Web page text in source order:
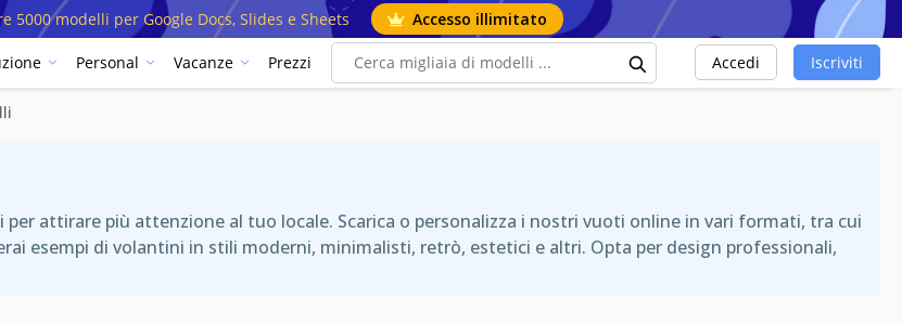
5000 modelli per Google Docs, Slides e Sheets Accesso illimitato
Personal Vacanze Prezzi Accedi Iscriviti
attirare più attenzione al tuo locale. Scarica o personalizza i nostri vuoti online in vari formati, tra cui
esempi di volantini in stili moderni, minimalisti, retrò, estetici e altri. Opta per design professionali,